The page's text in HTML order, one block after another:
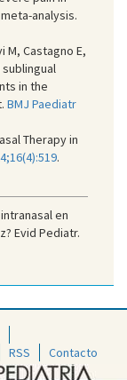
analysis.
M, Castagno E,
in the
BMJ Paediatr
Therapy in
.
en
Evid Pediatr.
RSS Contacto